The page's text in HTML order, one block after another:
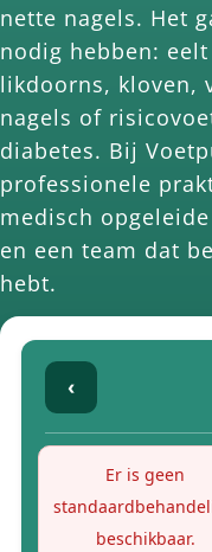
nette nagels. Het
nodig hebben:
likdoorns, kloven,
nagels of
diabetes. Bij
professionele
medisch
en een team dat
hebt.
‹
Er is geen
beschikbaar.